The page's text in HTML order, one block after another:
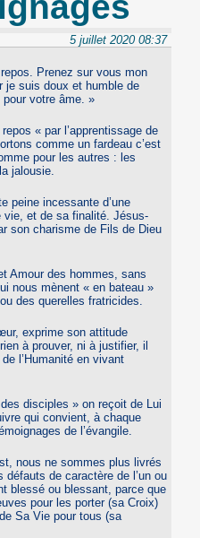
5 juillet 2020 08:37
Prenez sur vous mon
je suis doux et humble de
votre âme. »
« par l’apprentissage de
comme un fardeau c’est
pour les autres : les
jalousie.
peine incessante d’une
vie, et de sa finalité. Jésus-
son charisme de Fils de Dieu
Amour des hommes, sans
nous mènent « en bateau »
des querelles fratricides.
exprime son attitude
à prouver, ni à justifier, il
l’Humanité en vivant
disciples » on reçoit de Lui
qui convient, à chaque
de l’évangile.
nous ne sommes plus livrés
de caractère de l’un ou
blessé ou blessant, parce que
pour les porter (sa Croix)
Sa Vie pour tous (sa